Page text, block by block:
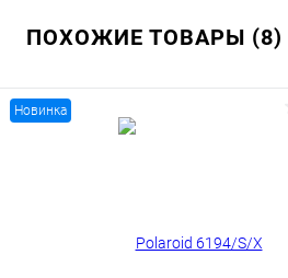
ПОХОЖИЕ ТОВАРЫ (8)
Новинка